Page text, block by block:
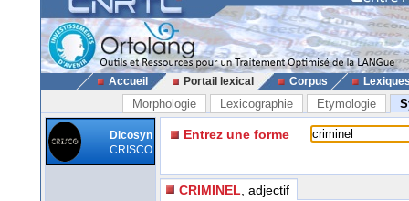
Accueil Portail lexical Corpus
Morphologie Lexicographie Etymologie
Dicosyn
CRISCO
Entrez une forme
CRIMINEL , adjectif